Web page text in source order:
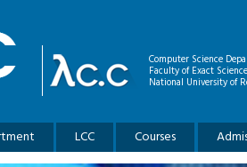
Computer Science
Faculty of Exact
National University of
LCC Courses